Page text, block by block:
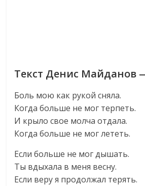
Текст Денис Майданов
Боль мою как рукой сняла.
Когда больше не мог терпеть.
И крыло свое молча отдала.
Когда больше не мог лететь.
Если больше не мог дышать.
Ты вдыхала в меня весну.
Если веру я продолжал терять.